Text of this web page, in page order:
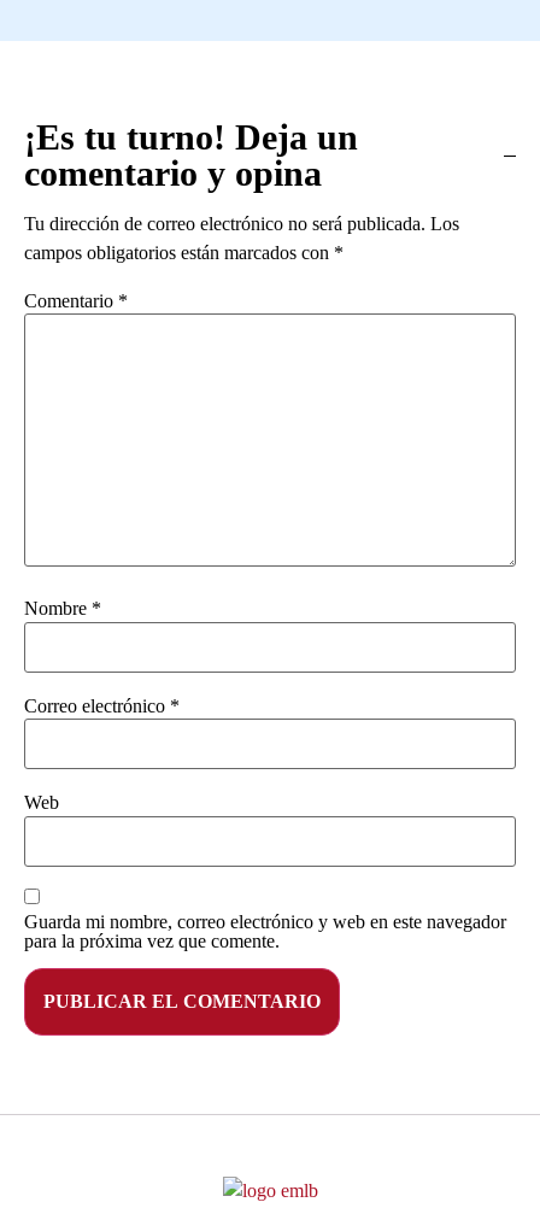
¡Es tu turno! Deja un
comentario y opina
Tu dirección de correo electrónico no será publicada. Los
campos obligatorios están marcados con *
Comentario *
Nombre *
Correo electrónico *
Web
Guarda mi nombre, correo electrónico y web en este navegador
para la próxima vez que comente.